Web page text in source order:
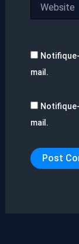
mail.
mail.